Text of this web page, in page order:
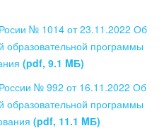
№ 1014 от 23.11.2022 Об
образовательной программы
(pdf, 9.1 MБ)
№ 992 от 16.11.2022 Об
образовательной программы
(pdf, 11.1 MБ)